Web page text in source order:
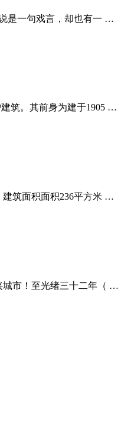
是一句戏言，却也有一 …
筑。其前身为建于1905 …
建筑面积面积236平方米 …
城市！至光绪三十二年（ …